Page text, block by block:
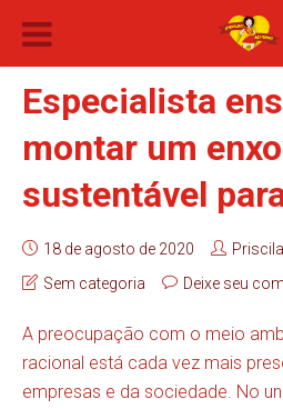
Especialista
montar um
sustentável
18 de agosto de 2020
Sem categoria
Deixe seu
A preocupação com o meio
racional está cada vez mais
empresas e da sociedade. No